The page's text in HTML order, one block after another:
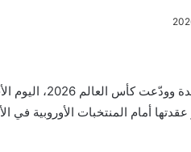
لتستمر عقدتها أمام المنتخبات